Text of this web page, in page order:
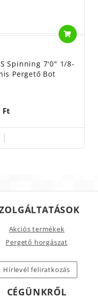
Spinning 7'0" 1/8-
Pergető Bot
Ft
Akciós termékek
Pergető horgászat
Hírlevél feliratkozás
CÉGÜNKRŐL